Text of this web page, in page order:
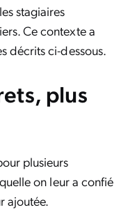
stagiaires
Ce contexte a
décrits ci-dessous.
plus
plusieurs
on leur a confié
ajoutée.